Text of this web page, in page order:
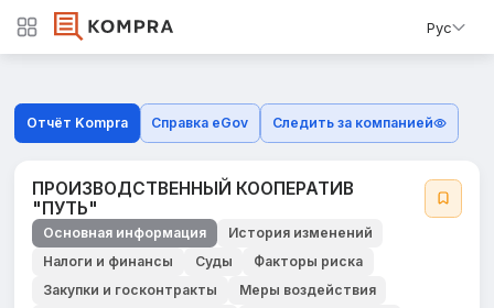
Рус
Отчёт Kompra Справка eGov Следить за компанией
ПРОИЗВОДСТВЕННЫЙ КООПЕРАТИВ
"ПУТЬ"
Основная информация
История изменений
Налоги и финансы
Суды
Факторы риска
Закупки и госконтракты
Меры воздействия